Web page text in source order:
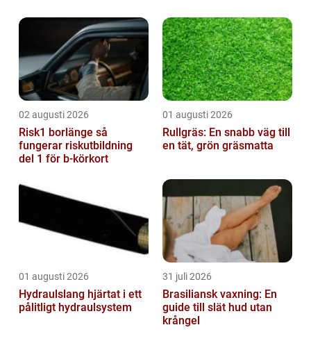
ofta av deras otroliga hastighet. Världens
snabbaste djur tar os...
02 augusti 2026
Risk1 borlänge så
fungerar riskutbildning
del 1 för b-körkort
01 augusti 2026
Rullgräs: En snabb väg till
en tät, grön gräsmatta
01 augusti 2026
Hydraulslang hjärtat i ett
pålitligt hydraulsystem
31 juli 2026
Brasiliansk vaxning: En
guide till slät hud utan
krångel